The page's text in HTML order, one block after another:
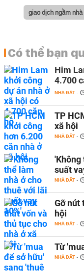
giao dịch ngầm
Có thể bạn
Him
4.700
NHÀ ĐẤT -
TP
xã hội
NHÀ ĐẤT -
'Không
suất
NHÀ ĐẤT -
Gỡ nút
hội
NHÀ ĐẤT -
Từ
NHÀ ĐẤT -